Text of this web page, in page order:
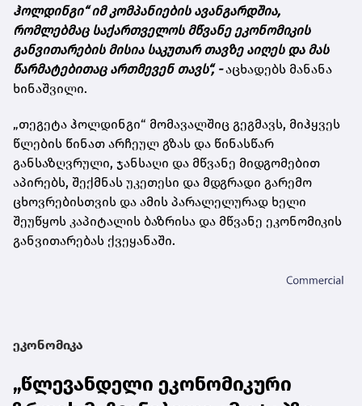
ჰოლდინგი“ იმ კომპანიების ავანგარდშია,
რომლებმაც საქართველოს მწვანე ეკონომიკის
განვითარების მისია საკუთარ თავზე აიღეს და მას
წარმატებითაც ართმევენ თავს“, -აცხადებს მანანა
ხინაშვილი.
„თეგეტა ჰოლდინგი“ მომავალშიც გეგმავს, მიჰყვეს
წლების წინათ არჩეულ გზას და წინასწარ
განსაზღვრული, ჯანსაღი და მწვანე მიდგომებით
აპირებს, შექმნას უკეთესი და მდგრადი გარემო
ცხოვრებისთვის და ამის პარალელურად ხელი
შეუწყოს კაპიტალის ბაზრისა და მწვანე ეკონომიკის
განვითარებას ქვეყანაში.
ეკონომიკა
„წლევანდელი ეკონომიკური